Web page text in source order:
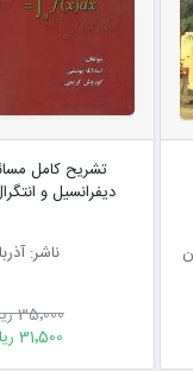
تشریح کامل
دیفرانسیل و
ناشر:
35٬000 ریال
31٬500 ریال